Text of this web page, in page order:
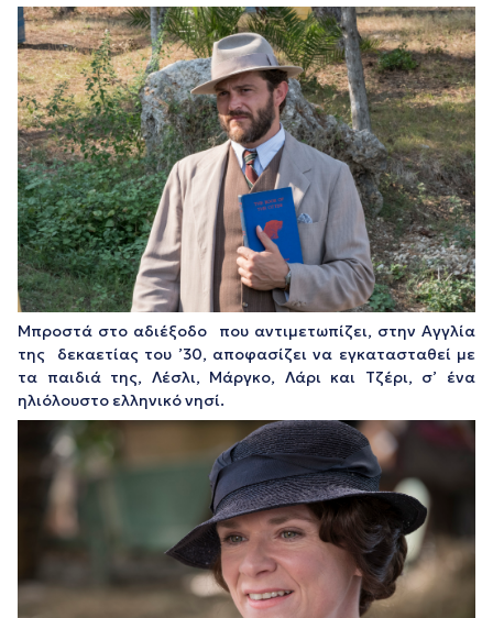
Μπροστά στο αδιέξοδο που αντιμετωπίζει, στην Αγγλία
της δεκαετίας του ’30, αποφασίζει να εγκατασταθεί με
τα παιδιά της, Λέσλι, Μάργκο, Λάρι και Τζέρι, σ’ ένα
ηλιόλουστο ελληνικό νησί.